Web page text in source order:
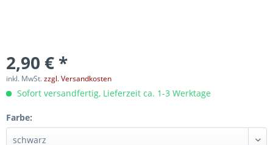
2,90 € *
inkl. MwSt.zzgl. Versandkosten
Sofort versandfertig, Lieferzeit ca. 1-3 Werktage
Farbe: